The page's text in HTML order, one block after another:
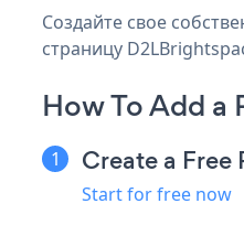
Создайте свое
страницу
How To Add a
Create a Free
Start for free now